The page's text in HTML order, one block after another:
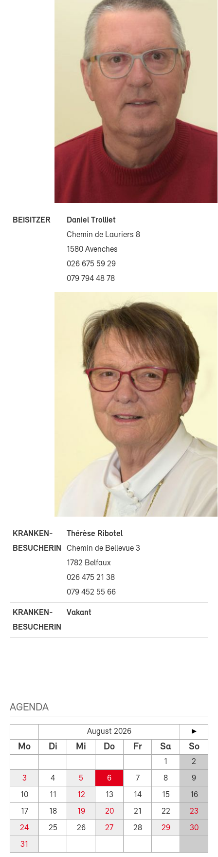
BEISITZER
Daniel Trolliet
Chemin de Lauriers 8
1580 Avenches
026 675 59 29
079 794 48 78
KRANKEN-
BESUCHERIN
Thérèse Ribotel
Chemin de Bellevue 3
1782 Belfaux
026 475 21 38
079 452 55 66
KRANKEN-
BESUCHERIN
Vakant
AGENDA
August 2026
Mo Di Mi Do Fr Sa So
1
2
3
4 5 6 7 8
9
10
11 12 13 14 15
16
17
18 19 20 21 22
23
24
25 26 27 28 29
30
31